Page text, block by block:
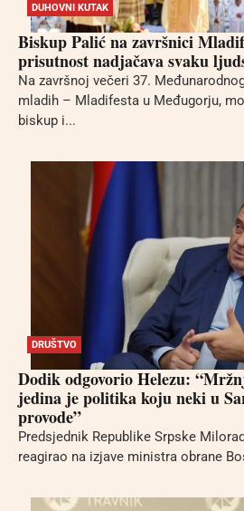
DUHOVNI KUTAK
Biskup Palić na završnici
prisutnost nadjačava svaku
Na završnoj večeri 37.
mladih – Mladifesta u Međugorju,
biskup i...
DRUŠTVO
Dodik odgovorio Helezu:
jedina je politika koju neki u
provode”
Predsjednik Republike Srpske
reagirao na izjave ministra obrane